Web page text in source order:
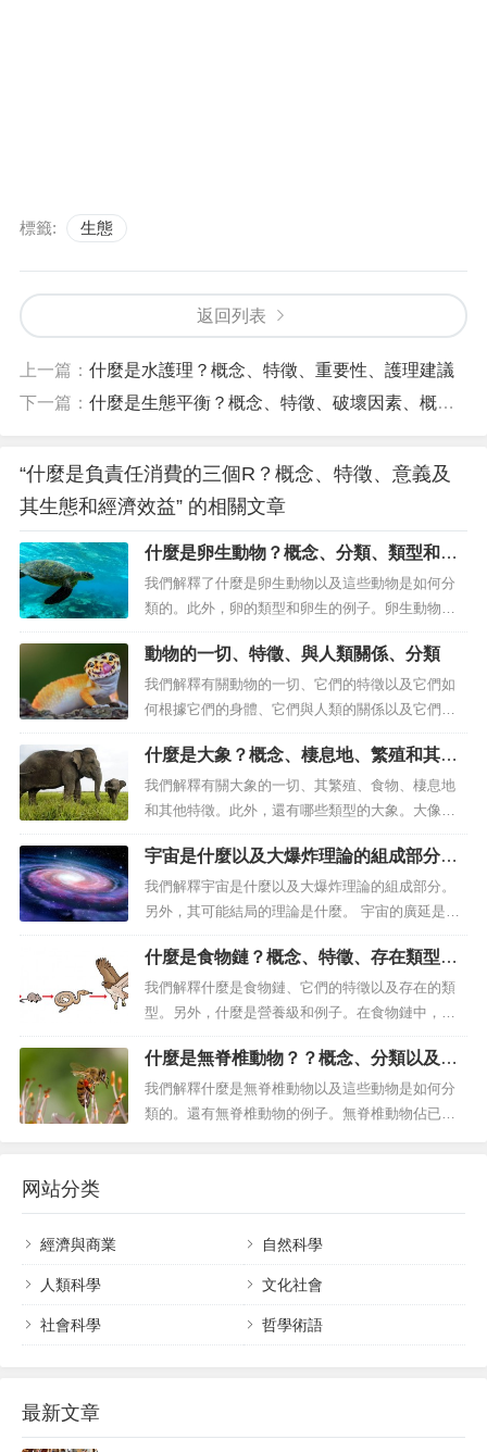
標籤: 生態
返回列表
上一篇： 什麼是水護理？概念、特徵、重要性、護理建議
下一篇： 什麼是生態平衡？概念、特徵、破壞因素、概念起源
“什麼是負責任消費的三個R？概念、特徵、意義及
其生態和經濟效益” 的相關文章
什麼是卵生動物？概念、分類、類型和例
子
我們解釋了什麼是卵生動物以及這些動物是如何分
類的。此外，卵的類型和卵生的例子。卵生動物的
特點是產卵。什麼是卵生動物？卵生動物是那些生
殖過程包括將卵沉積在某種情況下的動物環境，其
中後代的胚胎形成和成熟過程達到頂峰，直到它們
隨後成為形成的個體。卵生一詞來自拉丁語：卵
子，「卵子」和parire，“分娩”，...
動物的一切、特徵、與人類關係、分類
我們解釋有關動物的一切、它們的特徵以及它們如
何根據它們的身體、它們與人類的關係以及它們的
飲食進行分類。這些動物極為多樣化，適應地球上
的所有棲息地。什麼是動物？動物或後生動物是組
成動物界（動物界）的生物，動物界是真核生物
（即具有細胞核的生物體）四個王國之一，區別於
植物、真菌和微生物。一般來說，動物是擁...
什麼是大象？概念、棲息地、繁殖和其他
特徵
我們解釋有關大象的一切、其繁殖、食物、棲息地
和其他特徵。此外，還有哪些類型的大象。大像是
現存最大的陸地動物。什麼是大象？大像是大型四
足哺乳動物的家族，以其大耳朵、可抓握的軀幹以
及長長的白色象牙而聞名，同時也是當今世界上最
大的陸地動物。目前，已知有三種不同的大象，每
種都有各自的亞種，並且還有猛獁像等已...
宇宙是什麼以及大爆炸理論的組成部分、
可能結局
我們解釋宇宙是什麼以及大爆炸理論的組成部分。
另外，其可能結局的理論是什麼。 宇宙的廣延是可
變的，而且難以計算。 什麼是宇宙？ 宇宙是一切存
在的結合體；無論是行星、恆星、星係等物質，或
是能量、空間或時間 等...
什麼是食物鏈？概念、特徵、存在類型、
營養級和例子
我們解釋什麼是食物鏈、它們的特徵以及存在的類
型。另外，什麼是營養級和例子。在食物鏈中，每
個環節都依賴其他環節才能生存。什麼是食物鏈？
透過構成生物群落或生態系統的不同物種的生物轉
移有機物（營養物）和能量的機制被稱為營養鏈、
食物鏈 或食物鏈。它的名字來自希臘語 tropos，
什麼是無脊椎動物？？概念、分類以及例
子
我們解釋什麼是無脊椎動物以及這些動物是如何分
類的。還有無脊椎動物的例子。無脊椎動物佔已知
現存物種，即 170 至 180 萬種（2005 年數字）。
网站分类
經濟與商業 自然科學
人類科學 文化社會
社會科學 哲學術語
最新文章